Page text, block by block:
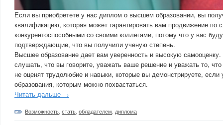
Если вы приобретете у нас диплом о высшем образовании, вы
квалификацию, которая может гарантировать вам продвижение по
конкурентоспособными со своими коллегами, потому что у вас
подтверждающие, что вы получили ученую степень.
Высшее образование дает вам уверенность и высокую
слушать, что вы говорите, уважать ваше решение и уважать то,
не оценят трудолюбие и навыки, которые вы демонстрируете, если
образования, которым можно похвастаться.
Читать дальше →
Возможность стать обладателем диплома